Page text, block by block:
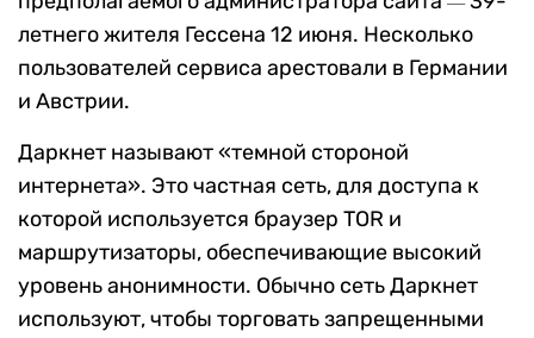
летнего жителя Гессена 12 июня. Несколько
пользователей сервиса арестовали в Германии
и Австрии.
Даркнет называют «темной стороной
интернета». Это частная сеть, для доступа к
которой используется браузер TOR и
маршрутизаторы, обеспечивающие высокий
уровень анонимности. Обычно сеть Даркнет
используют, чтобы торговать запрещенными